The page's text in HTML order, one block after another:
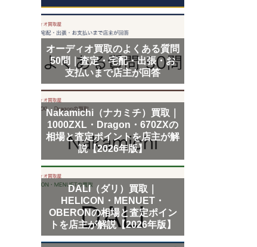
オーディオ買取のよくある質問
50問｜査定・宅配・出張・お
支払いまで店主が回答
Nakamichi（ナカミチ）買取｜
1000ZXL・Dragon・670ZXの
相場と査定ポイントを店主が解
説【2026年版】
DALI（ダリ）買取｜
HELICON・MENUET・
OBERONの相場と査定ポイン
トを店主が解説【2026年版】